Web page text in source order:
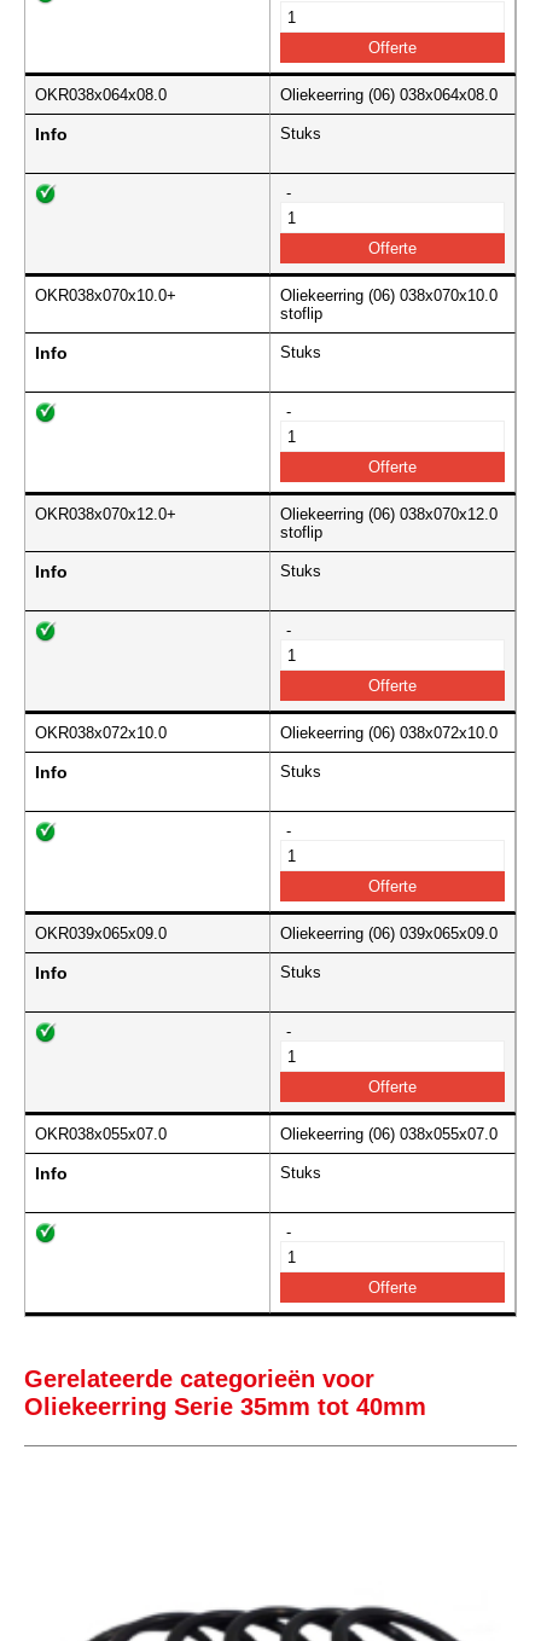
OKR038x064x08.0 Oliekeerring (06) 038x064x08.0
Info Stuks
-
OKR038x070x10.0+
Oliekeerring (06) 038x070x10.0
stoflip
Info Stuks
-
OKR038x070x12.0+
Oliekeerring (06) 038x070x12.0
stoflip
Info Stuks
-
OKR038x072x10.0 Oliekeerring (06) 038x072x10.0
Info Stuks
-
OKR039x065x09.0 Oliekeerring (06) 039x065x09.0
Info Stuks
-
OKR038x055x07.0 Oliekeerring (06) 038x055x07.0
Info Stuks
-
Gerelateerde categorieën voor
Oliekeerring Serie 35mm tot 40mm